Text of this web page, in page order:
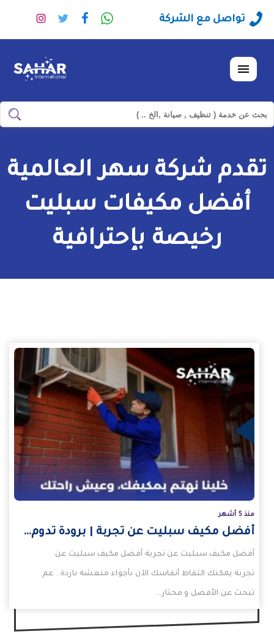
تواصل مع الشركة
راسلنا تابعنا تابعنا
القائمة
ابحث
سهر
العالمية
تقدم شركة سهر العالمية
أفضل مكيفات سبليت
رخيصة بإحترافية
منذ 5 أشهر
أفضل مكيف سبليت عن تجربة | برودة تدوم…
أفضل مكيف سبليت عن تجربة أفضل مكيف سبليت عن
تجربة يمكنك التقاط أنفاسك الآن بأجواء منعشة باردة.. عم
تبحث عن الأفضل و محتار…